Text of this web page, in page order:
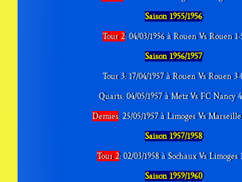
Saison 1955/1956
Tour 2: 04/03/1956 à Rouen Vs Rouen 1-
Saison 1956/1957
Tour 3: 17/04/1957 à Rouen Vs Rouen 3-
Quarts: 04/05/1957 à Metz Vs FC Nancy
Demies: 25/05/1957 à Limoges Vs
Saison 1957/1958
Tour 2: 02/03/1958 à Sochaux Vs Limoges
Saison 1959/1960